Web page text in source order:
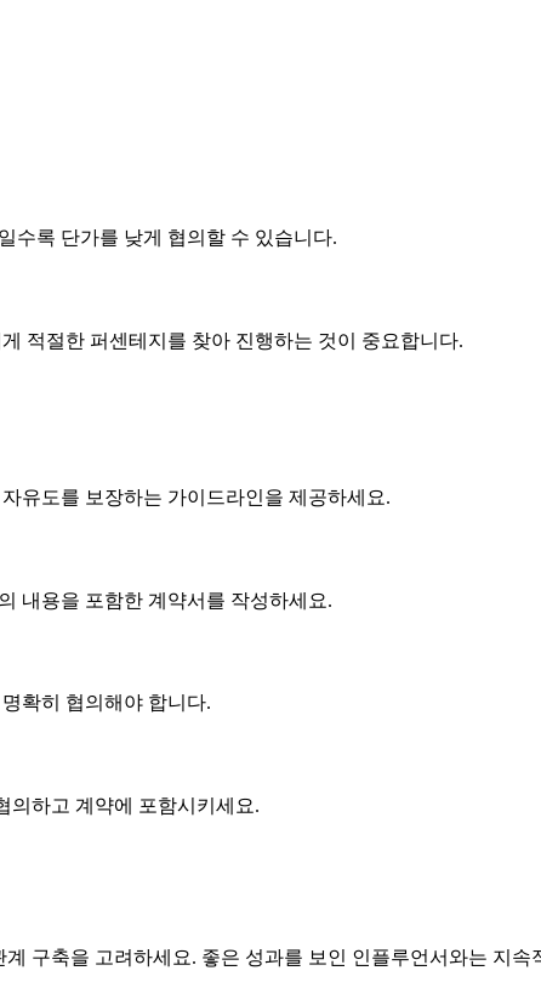
수록 단가를 낮게 협의할 수 있습니다.
적절한 퍼센테지를 찾아 진행하는 것이 중요합니다.
유도를 보장하는 가이드라인을 제공하세요.
내용을 포함한 계약서를 작성하세요.
확히 협의해야 합니다.
의하고 계약에 포함시키세요.
구축을 고려하세요. 좋은 성과를 보인 인플루언서와는 지